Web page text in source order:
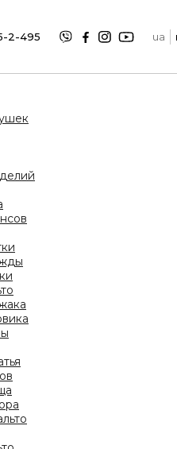
2-495
2-495 ua